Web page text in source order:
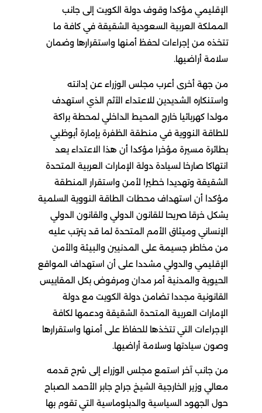
الإقليمي مؤكدا وقوف دولة الكويت إلى جانب
المملكة العربية السعودية الشقيقة في كافة ما
تتخذه من إجراءات لحفظ أمنها واستقرارها وضمان
سلامة أراضيها.
من جهة أخرى أعرب مجلس الوزراء عن إدانته
واستنكاره الشديدين للاعتداء الآثم الذي استهدف
مولدا كهربائيا خارج المحيط الداخلي لمحطة براكة
للطاقة النووية في منطقة الظفرة بإمارة أبوظبي
بطائرة مسيرة مؤخرا مؤكدا أن هذا الاعتداء يعد
انتهاكا صارخا لسيادة دولة الإمارات العربية المتحدة
الشقيقة وتهديدا خطيرا لأمن واستقرار المنطقة
مؤكدا أن استهداف محطات الطاقة النووية السلمية
يشكل خرقا صريحا للقانون الدولي والقانون الدولي
الإنساني وميثاق الأمم المتحدة لما قد يترتب عليه
من مخاطر جسيمة على المدنيين والبيئة والأمن
الإقليمي والدولي مشددا على أن استهداف المواقع
الحيوية والمدنية أمر مدان ومرفوض بكل المقاييس
القانونية مجددا تضامن دولة الكويت مع دولة
الإمارات العربية المتحدة الشقيقة ودعمها لكافة
الإجراءات التي تتخذها للحفاظ على أمنها واستقرارها
وصون سيادتها وسلامة أراضيها.
من جانب آخر استمع مجلس الوزراء إلى شرح قدمه
معالي وزير الخارجية الشيخ جراح جابر الأحمد الصباح
حول الجهود السياسية والدبلوماسية التي تقوم بها